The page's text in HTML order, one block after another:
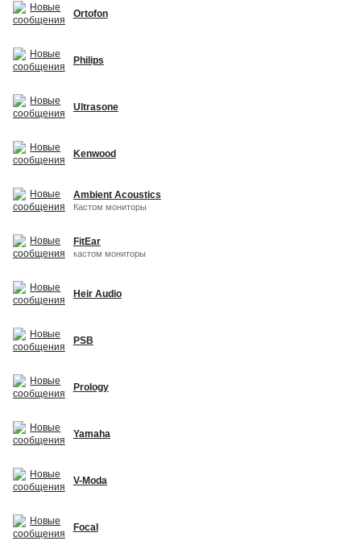
Ortofon
Philips
Ultrasone
Kenwood
Ambient Acoustics
Кастом мониторы
FitEar
кастом мониторы
Heir Audio
PSB
Prology
Yamaha
V-Moda
Focal